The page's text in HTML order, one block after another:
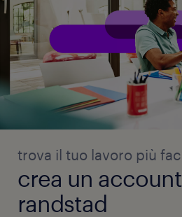
trova il tuo lavoro più
crea un
randstad